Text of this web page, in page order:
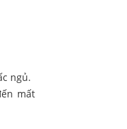
ngủ.
mất